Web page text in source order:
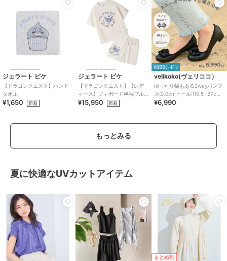
ジェラート ピケ
【ドラゴンクエスト】ハンド
タオル
¥1,650 新着
ジェラート ピケ
【ドラゴンクエスト】【レデ
ィース】ジャガード半袖プル
オーバー&ショートパンツセッ
¥15,950 新着
¥888ｸｰﾎﾟﾝ
velikoko(ヴェリココ）
ゆったり幅もある2wayパンプ
ス(3.0cmヒール)[19.5~27cm]
ラクチンきれいシューズ
¥6,990
もっとみる
夏に快適なUVカットアイテム
まとめ割